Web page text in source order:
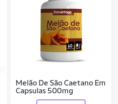
Melão De São Caetano Em
Capsulas 500mg